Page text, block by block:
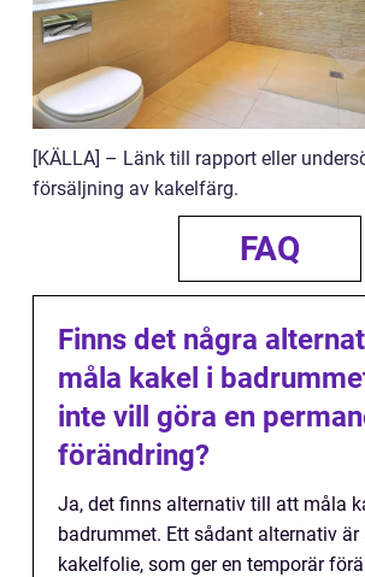
[KÄLLA] – Länk till rapport eller
försäljning av kakelfärg.
FAQ
Finns det några
måla kakel i
inte vill göra en
förändring?
Ja, det finns alternativ till att måla
badrummet. Ett sådant alternativ
kakelfolie, som ger en temporär